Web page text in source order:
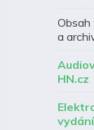
Obsah
a
HN.cz
vydání